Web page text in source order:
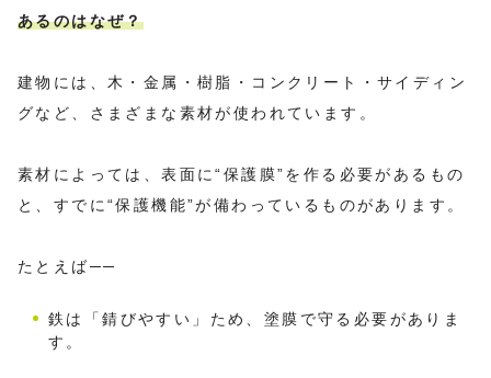
あるのはなぜ？
建物には、木・金属・樹脂・コンクリート・サイディン
グなど、さまざまな素材が使われています。
素材によっては、表面に“保護膜”を作る必要があるもの
と、すでに“保護機能”が備わっているものがあります。
たとえば──
鉄は「錆びやすい」ため、塗膜で守る必要がありま
す。